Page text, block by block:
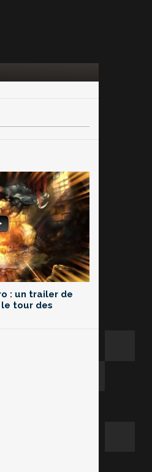
: un trailer de
tour des